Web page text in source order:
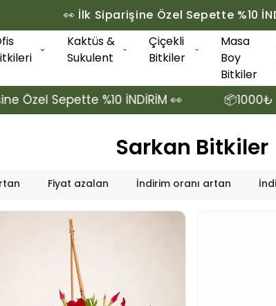
👀 İlk Siparişine Özel Sepette %10
Kaktüs &
Sukulent
Çiçekli
Bitkiler
Masa
Boy
Bitkiler
İNDİRİM 👀 📦1000₺ Üzeri Ücretsiz
Sarkan Bitkiler
Fiyat azalan İndirim oranı artan